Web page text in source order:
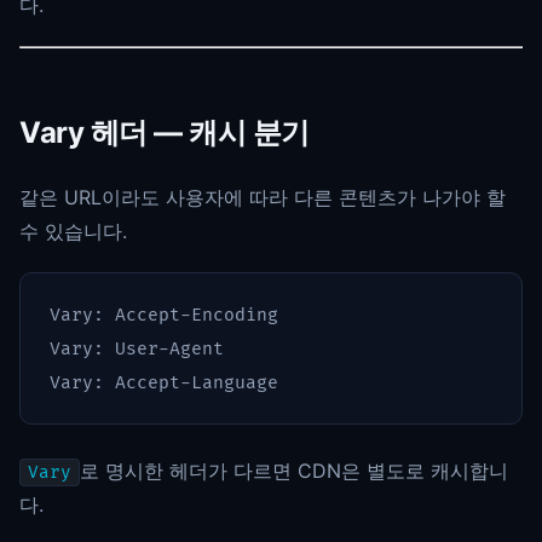
다.
Vary 헤더 — 캐시 분기
같은 URL이라도 사용자에 따라 다른 콘텐츠가 나가야 할
수 있습니다.
Vary: Accept-Encoding
Vary: User-Agent
Vary 로 명시한 헤더가 다르면 CDN은 별도로 캐시합니
다.